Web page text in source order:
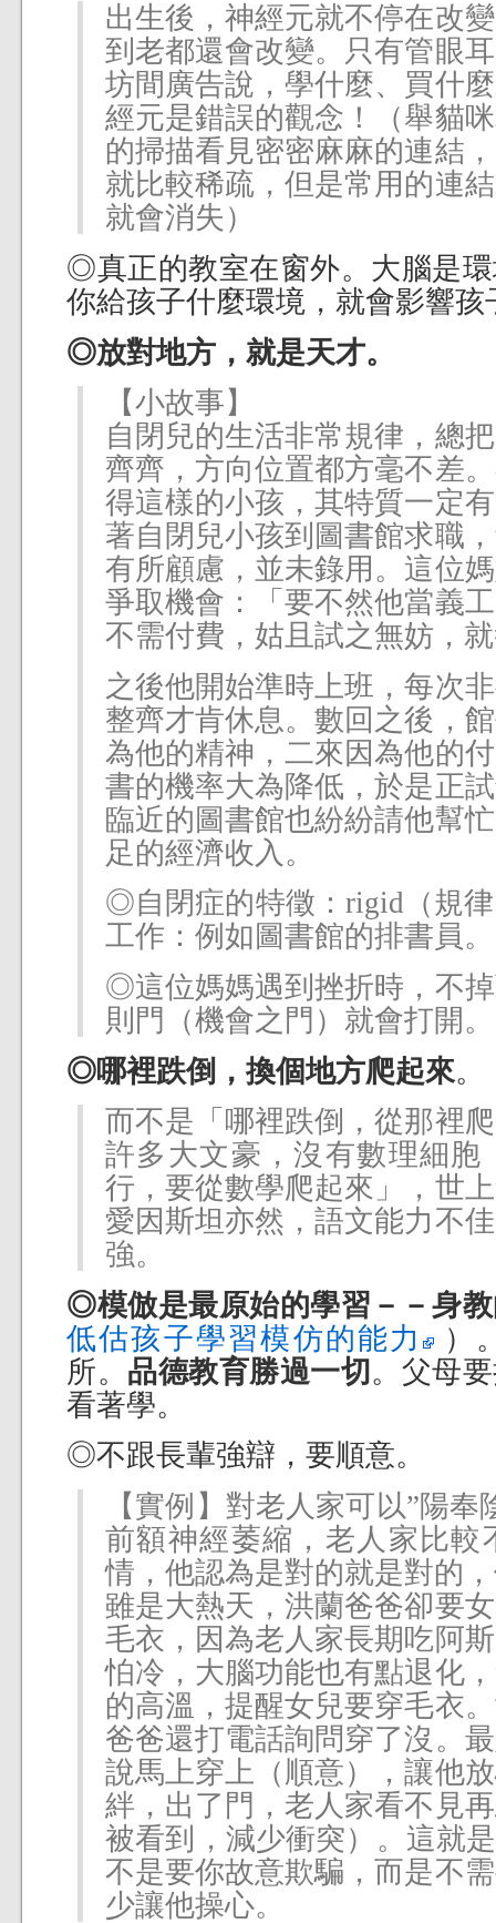
出生後，神經元就不停在改
到老都還會改變。只有管眼
坊間廣告說，學什麼、買什
經元是錯誤的觀念！（舉貓
的掃描看見密密麻麻的連結
就比較稀疏，但是常用的連
就會消失）
◎真正的教室在窗外。大腦是
你給孩子什麼環境，就會影響孩
◎放對地方，就是天才。
【小故事】
自閉兒的生活非常規律，總
齊齊，方向位置都方毫不差
得這樣的小孩，其特質一定
著自閉兒小孩到圖書館求職
有所顧慮，並未錄用。這位
爭取機會：「要不然他當義
不需付費，姑且試之無妨，
之後他開始準時上班，每次
整齊才肯休息。數回之後，
為他的精神，二來因為他的
書的機率大為降低，於是正
臨近的圖書館也紛紛請他幫
足的經濟收入。
◎自閉症的特徵：rigid（規
工作：例如圖書館的排書員。
◎這位媽媽遇到挫折時，不
則門（機會之門）就會打開。
◎哪裡跌倒，換個地方爬起來。
而不是「哪裡跌倒，從那裡
許多大文豪，沒有數理細胞
行，要從數學爬起來」，世
愛因斯坦亦然，語文能力不
強。
◎模倣是最原始的學習－－身
低估孩子學習模仿的能力 ）
所。 品德教育勝過一切 。父母
看著學。
◎不跟長輩強辯，要順意。
【實例】對老人家可以”陽
前額神經萎縮，老人家比較
情，他認為是對的就是對的
雖是大熱天，洪蘭爸爸卻要
毛衣，因為老人家長期吃阿
怕冷，大腦功能也有點退化
的高溫，提醒女兒要穿毛衣
爸爸還打電話詢問穿了沒。
說馬上穿上（順意），讓他
絆，出了門，老人家看不見
被看到，減少衝突）。這就
不是要你故意欺騙，而是不
少讓他操心。